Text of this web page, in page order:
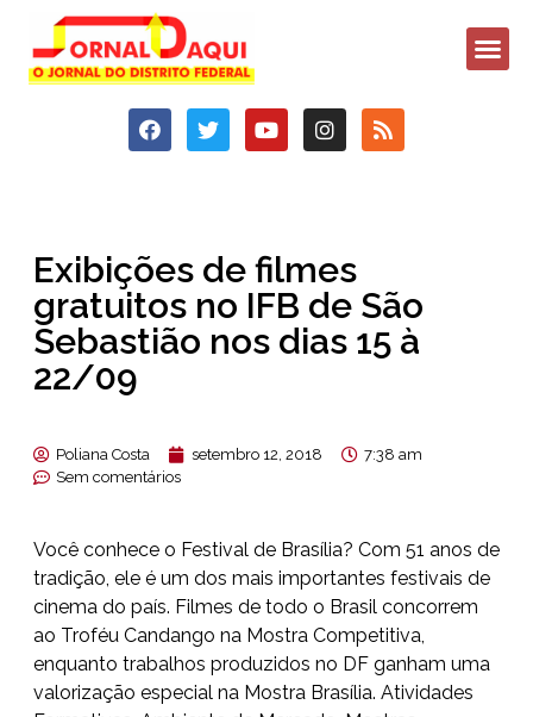
Exibições de filmes
gratuitos no IFB de São
Sebastião nos dias 15 à
22/09
Poliana Costa setembro 12, 2018
7:38 am
Sem comentários
Você conhece o Festival de Brasília? Com 51 anos de
tradição, ele é um dos mais importantes festivais de
cinema do país. Filmes de todo o Brasil concorrem
ao Troféu Candango na Mostra Competitiva,
enquanto trabalhos produzidos no DF ganham uma
valorização especial na Mostra Brasília. Atividades